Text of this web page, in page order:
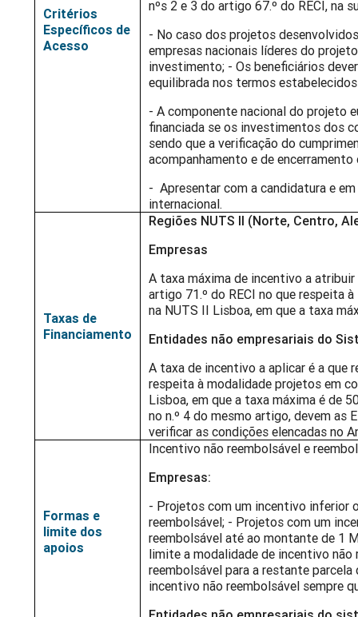
Critérios
Específicos de
Acesso
nºs 2 e 3 do artigo 67.º do RECI, na
- No caso dos projetos
empresas nacionais líderes do
investimento; - Os beneficiários
equilibrada nos termos estabelecidos
- A componente nacional do projeto
financiada se os investimentos dos
sendo que a verificação do
acompanhamento e de
- Apresentar com a candidatura e
internacional.
Taxas de
Financiamento
Regiões NUTS II (Norte, Centro,
Empresas
A taxa máxima de incentivo a
artigo 71.º do RECI no que respeita
na NUTS II Lisboa, em que a taxa
Entidades não empresariais do
A taxa de incentivo a aplicar é a que
respeita à modalidade projetos em
Lisboa, em que a taxa máxima é de
no n.º 4 do mesmo artigo, devem as
verificar as condições elencadas no
Formas e
limite dos
apoios
Incentivo não reembolsável e
Empresas:
- Projetos com um incentivo inferior
reembolsável; - Projetos com um
reembolsável até ao montante de 1
limite a modalidade de incentivo não
reembolsável para a restante
incentivo não reembolsável sempre